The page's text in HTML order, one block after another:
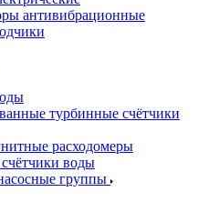
антивибрационные
турбинные счётчики
расходомеры
воды
группы